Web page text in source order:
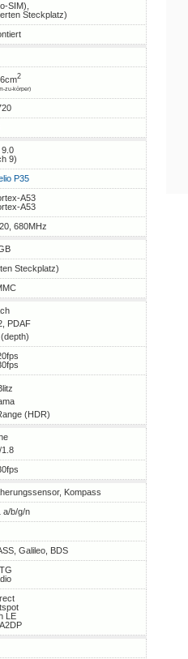
SIM),
Steckplatz)
2
zu-körper)
9.0
9)
P35
A53
A53
680MHz
Steckplatz)
PDAF
(HDR)
1.8
Kompass
a/b/g/n
Galileo, BDS
LE